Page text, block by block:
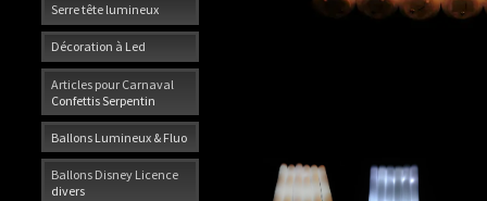
Serre tête lumineux
Décoration à Led
Articles pour Carnaval
Confettis Serpentin
Ballons Lumineux & Fluo
Ballons Disney Licence
divers